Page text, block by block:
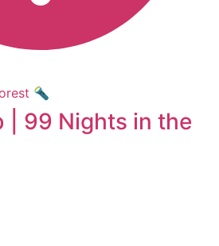
🔦
| 99 Nights in the